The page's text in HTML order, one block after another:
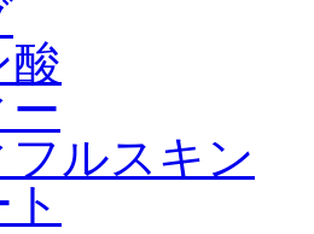
酸
ー
フルスキン